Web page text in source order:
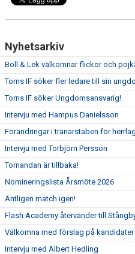
Nyhetsarkiv
Boll & Lek välkomnar flickor och
Torns IF söker fler ledare till sin
Torns IF söker Ungdomsansvarig!
Intervju med Hampus Danielsson
Förändringar i tränarstaben för
Intervju med Torbjörn Persson
Tornandan är tillbaka!
Nomineringslista Årsmöte 2026
Äntligen match igen!
Flash Academy återvänder till
Välkomna med förslag på kandidater
Intervju med Albert Hedling